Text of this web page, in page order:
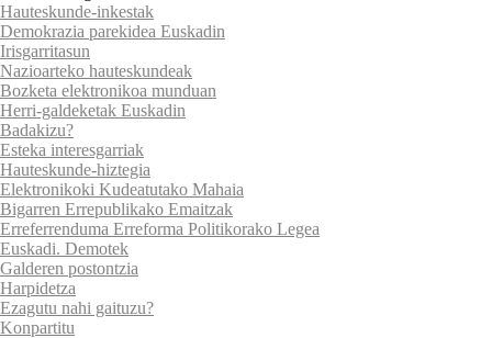
Hauteskunde-inkestak
Demokrazia parekidea Euskadin
Irisgarritasun
Nazioarteko hauteskundeak
Bozketa elektronikoa munduan
Herri-galdeketak Euskadin
Badakizu?
Esteka interesgarriak
Hauteskunde-hiztegia
Elektronikoki Kudeatutako Mahaia
Bigarren Errepublikako Emaitzak
Erreferrenduma Erreforma Politikorako Legea
Euskadi. Demotek
Galderen postontzia
Harpidetza
Ezagutu nahi gaituzu?
Konpartitu